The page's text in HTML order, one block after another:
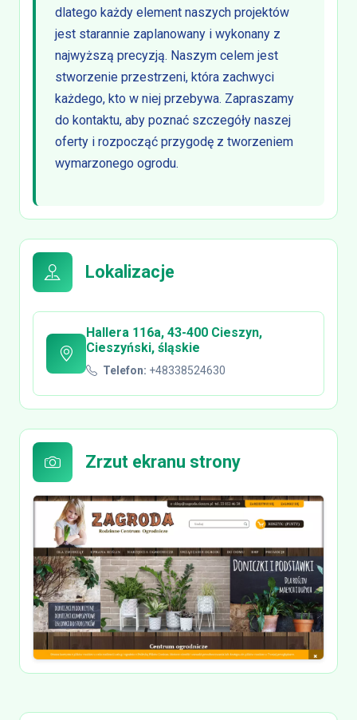
dlatego każdy element naszych projektów
jest starannie zaplanowany i wykonany z
najwyższą precyzją. Naszym celem jest
stworzenie przestrzeni, która zachwyci
każdego, kto w niej przebywa. Zapraszamy
do kontaktu, aby poznać szczegóły naszej
oferty i rozpocząć przygodę z tworzeniem
wymarzonego ogrodu.
Lokalizacje
Hallera 116a, 43-400 Cieszyn,
Cieszyński, śląskie
Telefon: +48338524630
Zrzut ekranu strony